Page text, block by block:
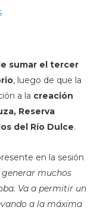
sumar el tercer
, luego de que la
a la creación
Reserva
del Río Dulce.
en la sesión
generar muchos
Va a permitir un
a la máxima